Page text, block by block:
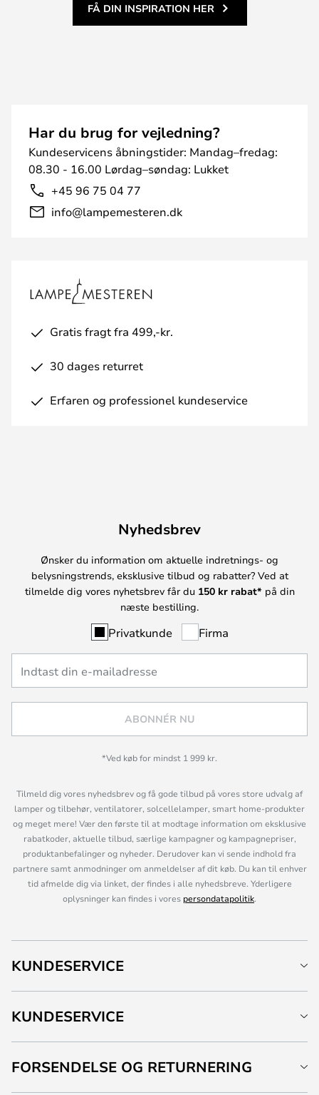
FÅ DIN INSPIRATION HER
Har du brug for vejledning?
Kundeservicens åbningstider: Mandag–fredag:
08.30 - 16.00 Lørdag–søndag: Lukket
+45 96 75 04 77
info@lampemesteren.dk
Gratis fragt fra 499,-kr.
30 dages returret
Erfaren og professionel kundeservice
Nyhedsbrev
Ønsker du information om aktuelle indretnings- og
belysningstrends, eksklusive tilbud og rabatter? Ved at
tilmelde dig vores nyhetsbrev får du 150 kr rabat* på din
næste bestilling.
Privatkunde Firma
ABONNÉR NU
*Ved køb for mindst 1 999 kr.
Tilmeld dig vores nyhedsbrev og få gode tilbud på vores store udvalg af
lamper og tilbehør, ventilatorer, solcellelamper, smart home-produkter
og meget mere! Vær den første til at modtage information om eksklusive
rabatkoder, aktuelle tilbud, særlige kampagner og kampagnepriser,
produktanbefalinger og nyheder. Derudover kan vi sende indhold fra
partnere samt anmodninger om anmeldelser af dit køb. Du kan til enhver
tid afmelde dig via linket, der findes i alle nyhedsbreve. Yderligere
oplysninger kan findes i vores persondatapolitik.
KUNDESERVICE
KUNDESERVICE
FORSENDELSE OG RETURNERING